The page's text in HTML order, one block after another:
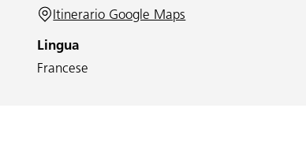
Itinerario Google Maps
Lingua
Francese